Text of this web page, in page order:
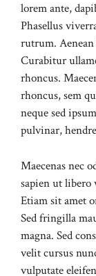
lorem ante,
Phasellus
rutrum.
Curabitur
rhoncus.
rhoncus, sem
neque sed
pulvinar,
Maecenas nec
sapien ut libero
Etiam sit amet
Sed fringilla
magna. Sed
velit cursus
vulputate